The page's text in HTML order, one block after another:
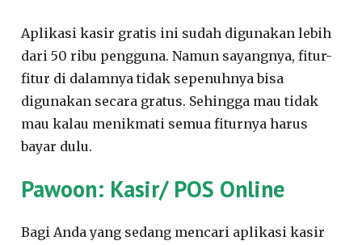
Aplikasi kasir gratis ini sudah digunakan lebih
dari 50 ribu pengguna. Namun sayangnya, fitur-
fitur di dalamnya tidak sepenuhnya bisa
digunakan secara gratus. Sehingga mau tidak
mau kalau menikmati semua fiturnya harus
bayar dulu.
Pawoon: Kasir/ POS Online
Bagi Anda yang sedang mencari aplikasi kasir